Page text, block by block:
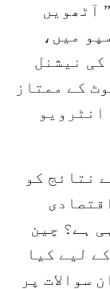
آٹھویں
میں،
نیشنل
کے ممتاز
نتائج کو
ہے؟ چین
لیے کیا
سوالات پر